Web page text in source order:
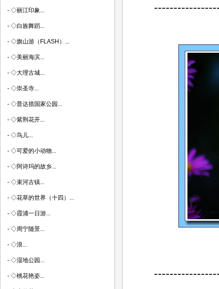
- ◇丽江印象...
- ◇白族舞蹈...
- ◇旗山游（FLASH）...
- ◇美丽海滨...
- ◇大理古城...
- ◇崇圣寺...
- ◇普达措国家公园...
- ◇紫荆花开...
- ◇鸟儿...
- ◇可爱的小动物...
- ◇阿诗玛的故乡...
- ◇束河古镇...
- ◇花草的世界（十四）...
- ◇霞浦一日游...
- ◇周宁随景...
- ◇浪...
- ◇湿地公园...
- ◇桃花艳姿...